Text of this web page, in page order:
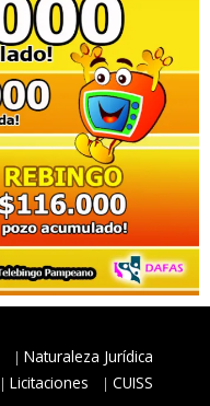
Naturaleza Jurídica
Licitaciones CUISS